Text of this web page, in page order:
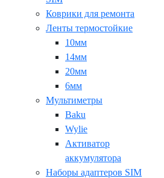
Коврики для ремонта
Ленты термостойкие
10мм
14мм
20мм
6мм
Мультиметры
Baku
Wylie
Активатор
аккумулятора
Наборы адаптеров SIM